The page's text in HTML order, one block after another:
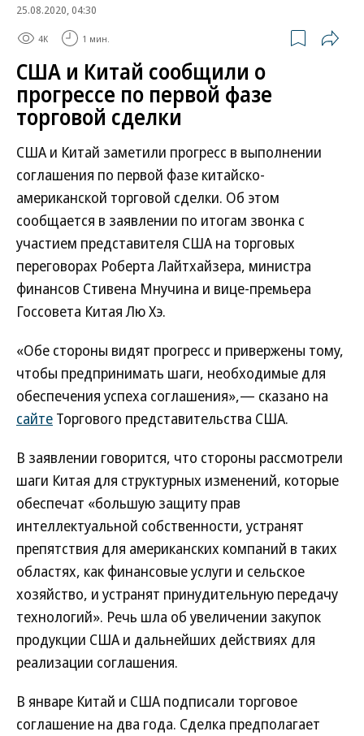
25.08.2020, 04:30
4K 1 мин.
США и Китай сообщили о
прогрессе по первой фазе
торговой сделки
США и Китай заметили прогресс в выполнении
соглашения по первой фазе китайско-
американской торговой сделки. Об этом
сообщается в заявлении по итогам звонка с
участием представителя США на торговых
переговорах Роберта Лайтхайзера, министра
финансов Стивена Мнучина и вице-премьера
Госсовета Китая Лю Хэ.
«Обе стороны видят прогресс и привержены тому,
чтобы предпринимать шаги, необходимые для
обеспечения успеха соглашения»,— сказано на
сайте Торгового представительства США.
В заявлении говорится, что стороны рассмотрели
шаги Китая для структурных изменений, которые
обеспечат «большую защиту прав
интеллектуальной собственности, устранят
препятствия для американских компаний в таких
областях, как финансовые услуги и сельское
хозяйство, и устранят принудительную передачу
технологий». Речь шла об увеличении закупок
продукции США и дальнейших действиях для
реализации соглашения.
В январе Китай и США подписали торговое
соглашение на два года. Сделка предполагает